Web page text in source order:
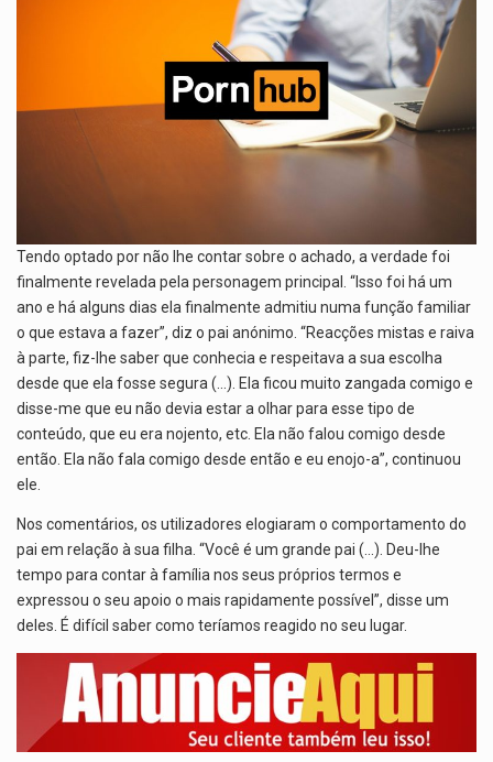
Tendo optado por não lhe contar sobre o achado, a verdade foi
finalmente revelada pela personagem principal. “Isso foi há um
ano e há alguns dias ela finalmente admitiu numa função familiar
o que estava a fazer”, diz o pai anónimo. “Reacções mistas e raiva
à parte, fiz-lhe saber que conhecia e respeitava a sua escolha
desde que ela fosse segura (…). Ela ficou muito zangada comigo e
disse-me que eu não devia estar a olhar para esse tipo de
conteúdo, que eu era nojento, etc. Ela não falou comigo desde
então. Ela não fala comigo desde então e eu enojo-a”, continuou
ele.
Nos comentários, os utilizadores elogiaram o comportamento do
pai em relação à sua filha. “Você é um grande pai (…). Deu-lhe
tempo para contar à família nos seus próprios termos e
expressou o seu apoio o mais rapidamente possível”, disse um
deles. É difícil saber como teríamos reagido no seu lugar.